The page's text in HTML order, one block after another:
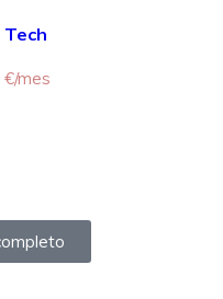
Tech
mes